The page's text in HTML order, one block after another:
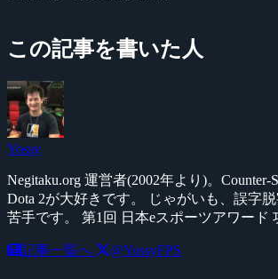
この記事を書いた人
Yossy
Negitaku.org 運営者(2002年より)。Counter-
Dota 2が大好きです。 じゃがいも、誤字
苦手です。 第1回 日本eスポーツアワード
記事一覧へ @YossyFPS